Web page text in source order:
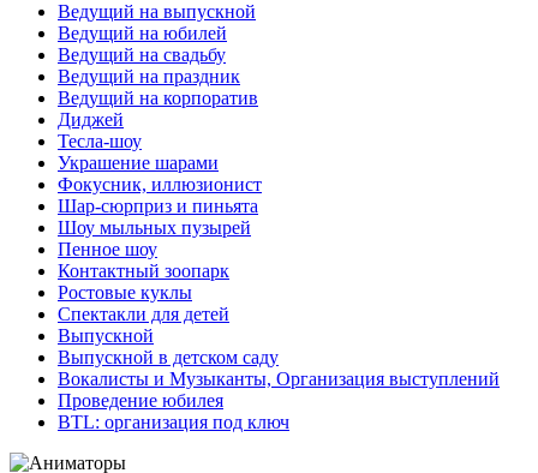
Ведущий на выпускной
Ведущий на юбилей
Ведущий на свадьбу
Ведущий на праздник
Ведущий на корпоратив
Диджей
Тесла-шоу
Украшение шарами
Фокусник, иллюзионист
Шар-сюрприз и пиньята
Шоу мыльных пузырей
Пенное шоу
Контактный зоопарк
Ростовые куклы
Спектакли для детей
Выпускной
Выпускной в детском саду
Вокалисты и Музыканты, Организация выступлений
Проведение юбилея
BTL: организация под ключ